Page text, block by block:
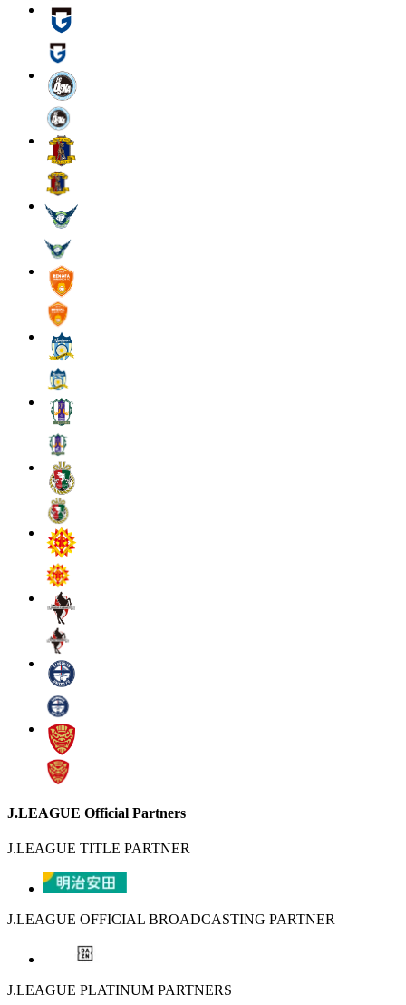
J.LEAGUE Official Partners
J.LEAGUE TITLE PARTNER
J.LEAGUE OFFICIAL BROADCASTING PARTNER
J.LEAGUE PLATINUM PARTNERS